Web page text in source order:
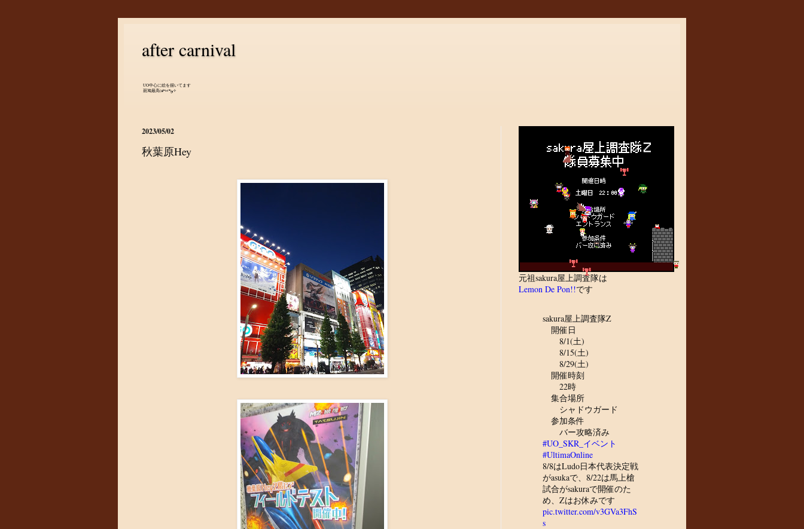
after carnival
UO中心に絵を描いてます
斑鳩最高(๑•̀ㅂ•́)و✧
2023/05/02
秋葉原Hey
元祖sakura屋上調査隊は
Lemon De Pon!!です
sakura屋上調査隊Z
開催日
8/1(土)
8/15(土)
8/29(土)
開催時刻
22時
集合場所
シャドウガード
参加条件
バー攻略済み
#UO_SKR_イベント
#UltimaOnline
8/8はLudo日本代表決定戦
がasukaで、8/22は馬上槍
試合がsakuraで開催のた
め、Zはお休みです
pic.twitter.com/v3GVa3FhS
s